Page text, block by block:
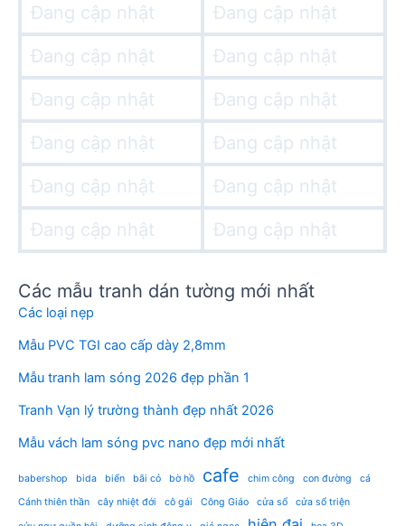
Đang cập nhật
Đang cập nhật
Đang cập nhật
Đang cập nhật
Đang cập nhật
Đang cập nhật
Đang cập nhật
Đang cập nhật
Đang cập nhật
Đang cập nhật
Đang cập nhật
Đang cập nhật
Các mẫu tranh dán tường mới nhất
Các loại nẹp
Mẫu PVC TGI cao cấp dày 2,8mm
Mẫu tranh lam sóng 2026 đẹp phần 1
Tranh Vạn lý trường thành đẹp nhất 2026
Mẫu vách lam sóng pvc nano đẹp mới nhất
babershop bida biển bãi cỏ bờ hồ cafe chim công con đường
cá
Cánh thiên thần
cây nhiệt đới cô gái Công Giáo cửa sổ cửa sổ triện